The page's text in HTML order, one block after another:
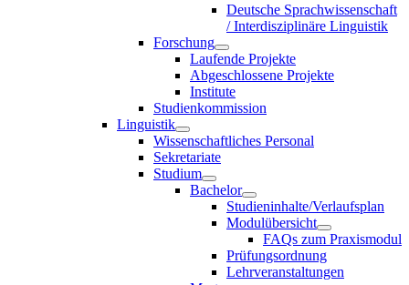
Deutsche Sprachwissenschaft
/ Interdisziplinäre Linguistik
Forschung
Laufende Projekte
Abgeschlossene Projekte
Institute
Studienkommission
Linguistik
Wissenschaftliches Personal
Sekretariate
Studium
Bachelor
Studieninhalte/Verlaufsplan
Modulübersicht
FAQs zum Praxismodul
Prüfungsordnung
Lehrveranstaltungen